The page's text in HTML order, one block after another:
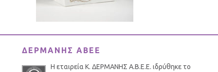
ΔΕΡΜΑΝΗΣ ΑΒΕΕ
Η εταιρεία Κ. ΔΕΡΜΑΝΗΣ Α.Β.Ε.Ε. ιδρύθηκε το